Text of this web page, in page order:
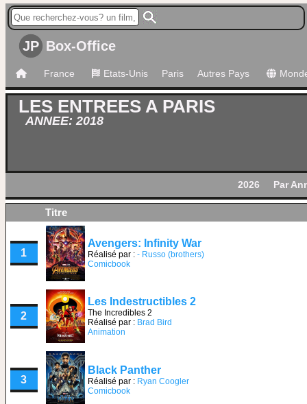
JP Box-Office
France Etats-Unis Paris Autres Pays
LES ENTREES A PARIS
ANNEE: 2018
2026 Par
Titre
1
Avengers: Infinity War
Réalisé par : - Russo (brothers)
Comicbook
2
Les Indestructibles 2
The Incredibles 2
Réalisé par : Brad Bird
Animation
3
Black Panther
Réalisé par : Ryan Coogler
Comicbook